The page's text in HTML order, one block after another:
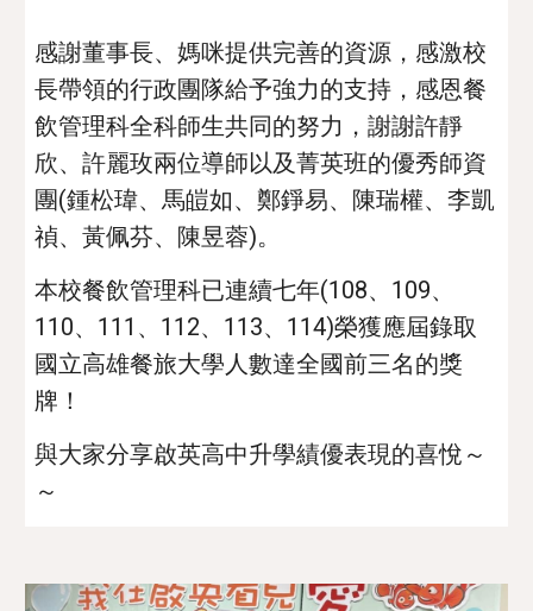
感謝董事長、媽咪提供完善的資源，感激校
長帶領的行政團隊給予強力的支持，感恩餐
飲管理科全科師生共同的努力，謝謝許靜
欣、許麗玫兩位導師以及菁英班的優秀師資
團(鍾松瑋、馬皚如、鄭錚易、陳瑞權、李凱
禎、黃佩芬、陳昱蓉)。
本校餐飲管理科已連續七年(108、109、
110、111、112、113、114)榮獲應屆錄取
國立高雄餐旅大學人數達全國前三名的獎
牌！
與大家分享啟英高中升學績優表現的喜悅～
～